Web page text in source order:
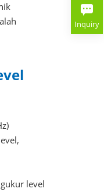
level
Inquiry